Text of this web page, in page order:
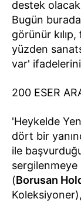
destek
Bugün
görünür
yüzden
var' ifadelerini
200 ESER
'Heykelde
dört bir
ile
sergilenmeye
(Borusan